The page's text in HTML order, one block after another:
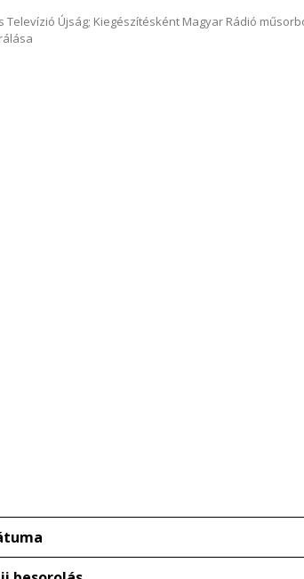
Televízió Újság; Kiegészítésként Magyar Rádió